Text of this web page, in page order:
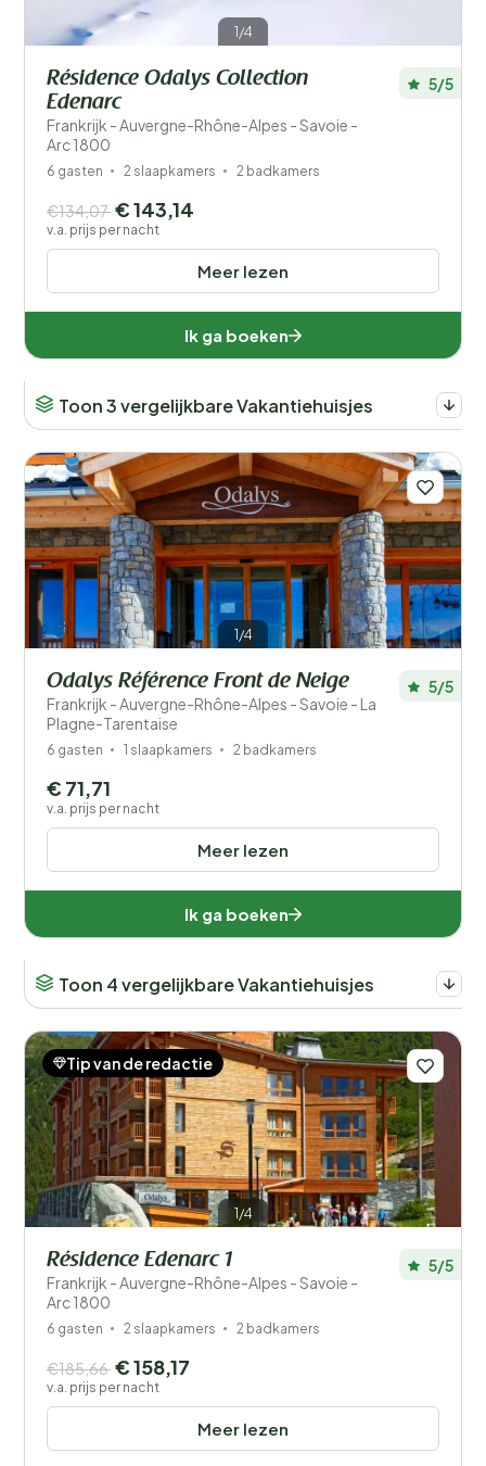
1/4
Résidence Odalys Collection
Edenarc
Frankrijk - Auvergne-Rhône-Alpes - Savoie -
Arc 1800
5/5
6 gasten 2 slaapkamers 2 badkamers
Meer lezen
€134,07 € 143,14
v.a. prijs per nacht
Ik ga boeken
Toon 3 vergelijkbare Vakantiehuisjes
1/4
Odalys Référence Front de Neige
Frankrijk - Auvergne-Rhône-Alpes - Savoie - La
Plagne-Tarentaise
5/5
6 gasten 1 slaapkamers 2 badkamers
Meer lezen
€ 71,71
v.a. prijs per nacht
Ik ga boeken
Toon 4 vergelijkbare Vakantiehuisjes
1/4
Tip van de redactie
Résidence Edenarc 1
Frankrijk - Auvergne-Rhône-Alpes - Savoie -
Arc 1800
5/5
6 gasten 2 slaapkamers 2 badkamers
Meer lezen
€185,66 € 158,17
v.a. prijs per nacht